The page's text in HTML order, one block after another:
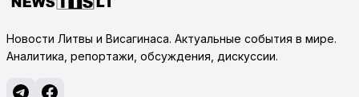
Новости Литвы и Висагинаса. Актуальные события в мире.
Аналитика, репортажи, обсуждения, дискуссии.